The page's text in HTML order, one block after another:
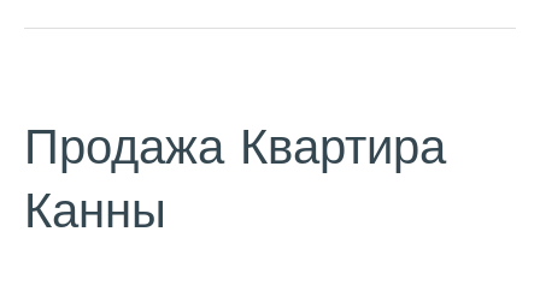
Продажа Квартира
Канны